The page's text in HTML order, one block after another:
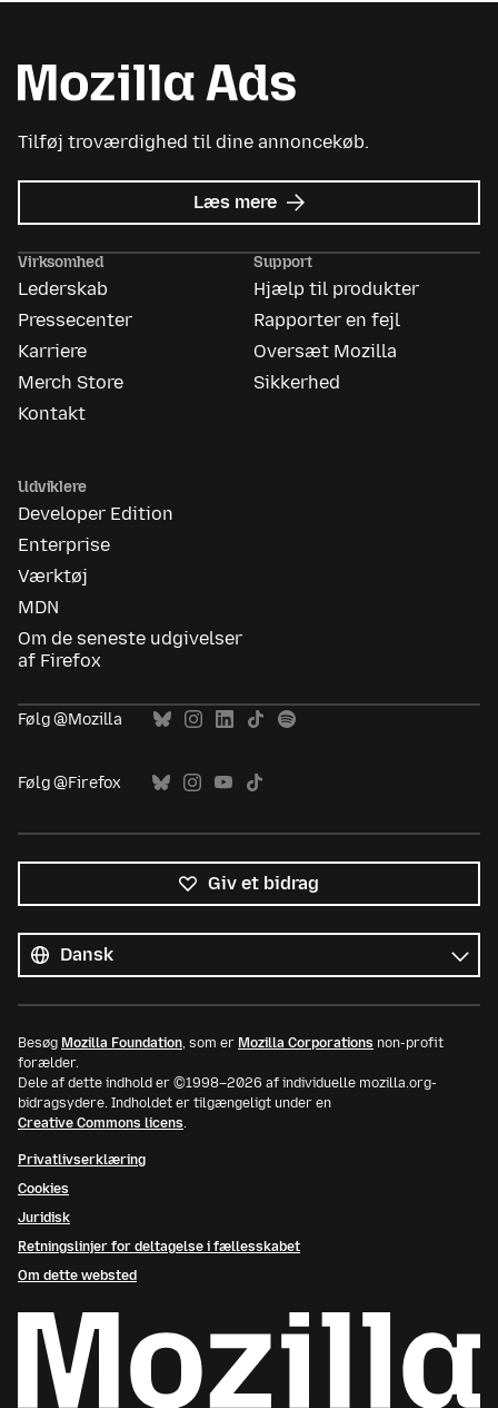
Tilføj troværdighed til dine annoncekøb.
Læs mere om
Mozilla
Virksomhed
Lederskab
Pressecenter
Karriere
Merch Store
Kontakt
Support
Hjælp til produkter
Rapporter en fejl
Oversæt Mozilla
Sikkerhed
Udviklere
Developer Edition
Enterprise
Værktøj
MDN
Om de seneste udgivelser
af Firefox
Følg @Mozilla
Følg @Firefox
Giv et bidrag
sprog
Sprog
Besøg Mozilla Foundation, som er Mozilla Corporations non-profit
forælder.
Dele af dette indhold er ©1998–2026 af individuelle mozilla.org-
bidragsydere. Indholdet er tilgængeligt under en
Creative Commons licens.
Privatlivserklæring
Cookies
Juridisk
Retningslinjer for deltagelse i fællesskabet
Om dette websted